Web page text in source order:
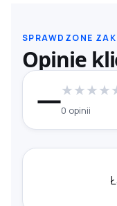
SPRAWDZONE
Opinie
—★★★★
0 opinii